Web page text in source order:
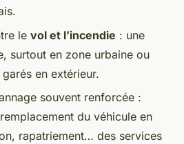
le vol et l’incendie : une
surtout en zone urbaine ou
en extérieur.
souvent renforcée :
du véhicule en
rapatriement… des services